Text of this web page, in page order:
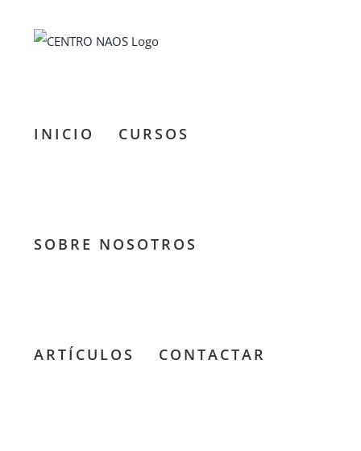
INICIO CURSOS
SOBRE NOSOTROS
ARTÍCULOS CONTACTAR